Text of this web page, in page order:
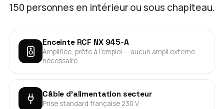
150 personnes en intérieur ou sous chapiteau.
Enceinte RCF NX 945-A
Amplifiée, prête à l'emploi — aucun ampli externe
nécessaire
Câble d'alimentation secteur
Prise standard française 230 V